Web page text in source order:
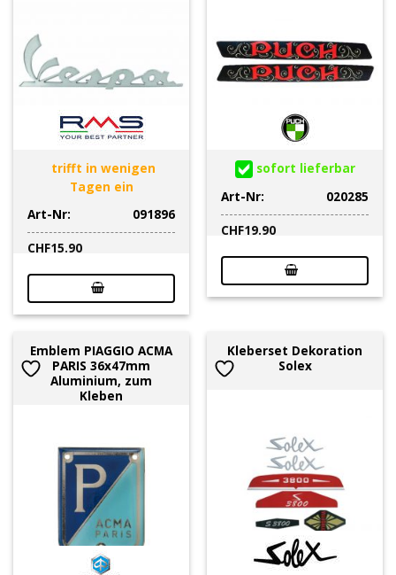
trifft in wenigen
Tagen ein
Art-Nr:
091896
CHF15.90
sofort lieferbar
Art-Nr:
020285
CHF19.90
Emblem PIAGGIO ACMA
PARIS 36x47mm
Aluminium, zum
Kleben
Kleberset Dekoration
Solex